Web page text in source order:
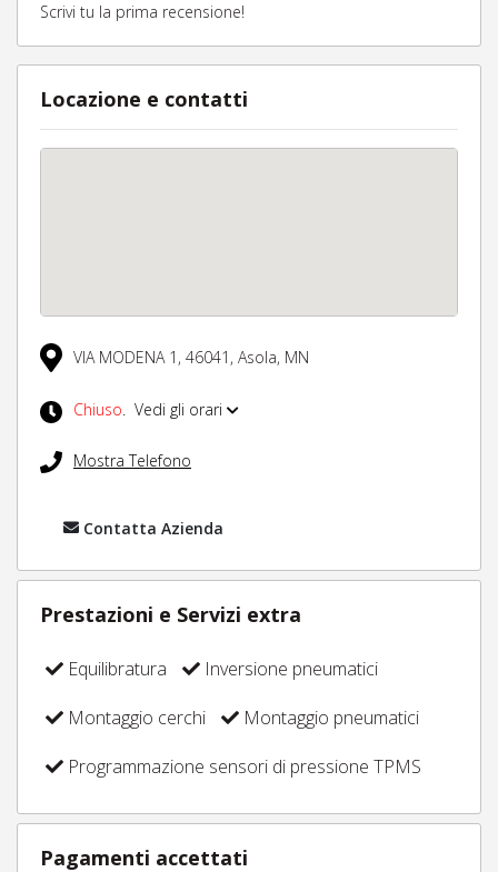
Scrivi tu la prima recensione!
Locazione e contatti
VIA MODENA 1, 46041, Asola, MN
Chiuso. Vedi gli orari
Mostra Telefono
Contatta Azienda
Prestazioni e Servizi extra
Equilibratura
Inversione pneumatici
Montaggio cerchi
Montaggio pneumatici
Programmazione sensori di pressione TPMS
Pagamenti accettati